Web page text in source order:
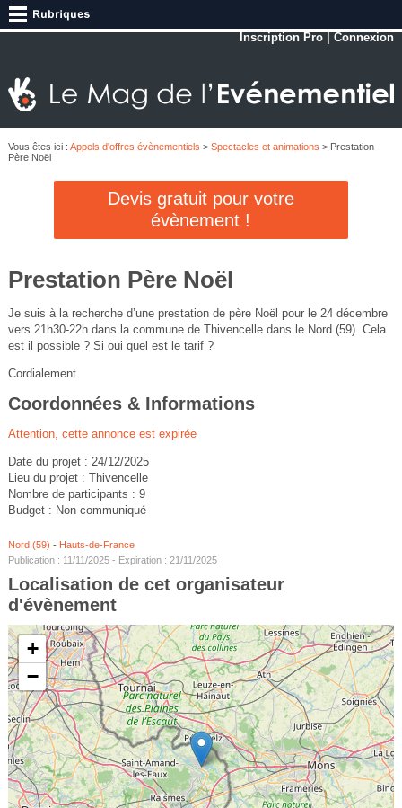
Inscription Pro |Connexion
Vous êtes ici : Appels d'offres évènementiels > Spectacles et animations > Prestation
Père Noël
Devis gratuit pour votre
évènement !
Prestation Père Noël
Je suis à la recherche d’une prestation de père Noël pour le 24 décembre
vers 21h30-22h dans la commune de Thivencelle dans le Nord (59). Cela
est il possible ? Si oui quel est le tarif ?
Cordialement
Coordonnées & Informations
Attention, cette annonce est expirée
Date du projet : 24/12/2025
Lieu du projet : Thivencelle
Nombre de participants : 9
Budget : Non communiqué
Nord (59) - Hauts-de-France
Publication : 11/11/2025 - Expiration : 21/11/2025
Localisation de cet organisateur
d'évènement
+
−